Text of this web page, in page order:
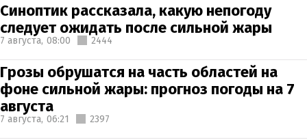
Синоптик рассказала, какую непогоду
следует ожидать после сильной жары
7 августа, 08:00 2444
Грозы обрушатся на часть областей на
фоне сильной жары: прогноз погоды на 7
августа
7 августа, 06:21 2397